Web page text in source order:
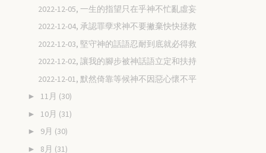
2022-12-05, 一生的指望只在乎神不忙亂虛妄
2022-12-04, 承認罪孽求神不要撇棄快快拯救
2022-12-03, 堅守神的話語忍耐到底就必得救
2022-12-02, 讓我的腳步被神話語立定和扶持
2022-12-01, 默然倚靠等候神不因惡心懷不平
► 11月 (30)
► 10月 (31)
► 9月 (30)
► 8月 (31)